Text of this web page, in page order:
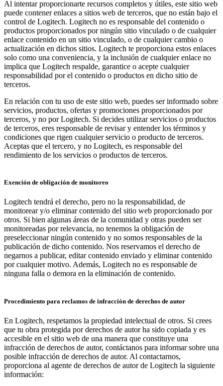
Al intentar proporcionarte recursos completos y útiles, este sitio web
puede contener enlaces a sitios web de terceros, que no están bajo el
control de Logitech. Logitech no es responsable del contenido o
productos proporcionados por ningún sitio vinculado o de cualquier
enlace contenido en un sitio vinculado, o de cualquier cambio o
actualización en dichos sitios. Logitech te proporciona estos enlaces
solo como una conveniencia, y la inclusión de cualquier enlace no
implica que Logitech respalde, garantice o acepte cualquier
responsabilidad por el contenido o productos en dicho sitio de
terceros.
En relación con tu uso de este sitio web, puedes ser informado sobre
servicios, productos, ofertas y promociones proporcionados por
terceros, y no por Logitech. Si decides utilizar servicios o productos
de terceros, eres responsable de revisar y entender los términos y
condiciones que rigen cualquier servicio o producto de terceros.
Aceptas que el tercero, y no Logitech, es responsable del
rendimiento de los servicios o productos de terceros.
Exención de obligación de monitoreo
Logitech tendrá el derecho, pero no la responsabilidad, de
monitorear y/o eliminar contenido del sitio web proporcionado por
otros. Si bien algunas áreas de la comunidad y otras pueden ser
monitoreadas por relevancia, no tenemos la obligación de
preseleccionar ningún contenido y no somos responsables de la
publicación de dicho contenido. Nos reservamos el derecho de
negarnos a publicar, editar contenido enviado y eliminar contenido
por cualquier motivo. Además, Logitech no es responsable de
ninguna falla o demora en la eliminación de contenido.
Procedimiento para reclamos de infracción de derechos de autor
En Logitech, respetamos la propiedad intelectual de otros. Si crees
que tu obra protegida por derechos de autor ha sido copiada y es
accesible en el sitio web de una manera que constituye una
infracción de derechos de autor, contáctanos para informar sobre una
posible infracción de derechos de autor. Al contactarnos,
proporciona al agente de derechos de autor de Logitech la siguiente
información: